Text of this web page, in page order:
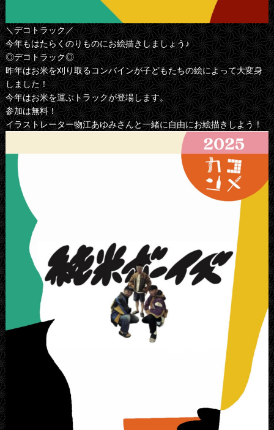
＼デコトラック／
今年もはたらくのりものにお絵描きしましょう♪
◎デコトラック◎
昨年はお米を刈り取るコンバインが子どもたちの絵によって大変身
しました！
今年はお米を運ぶトラックが登場します。
参加は無料！
イラストレーター物江あゆみさんと一緒に自由にお絵描きしよう！